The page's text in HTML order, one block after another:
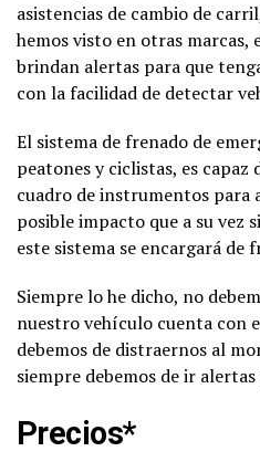
asistencias de cambio de
hemos visto en otras marcas,
brindan alertas para que
con la facilidad de detectar
El sistema de frenado de
peatones y ciclistas, es
cuadro de instrumentos para
posible impacto que a su vez
este sistema se encargará de
Siempre lo he dicho, no
nuestro vehículo cuenta con
debemos de distraernos al
siempre debemos de ir
Precios*